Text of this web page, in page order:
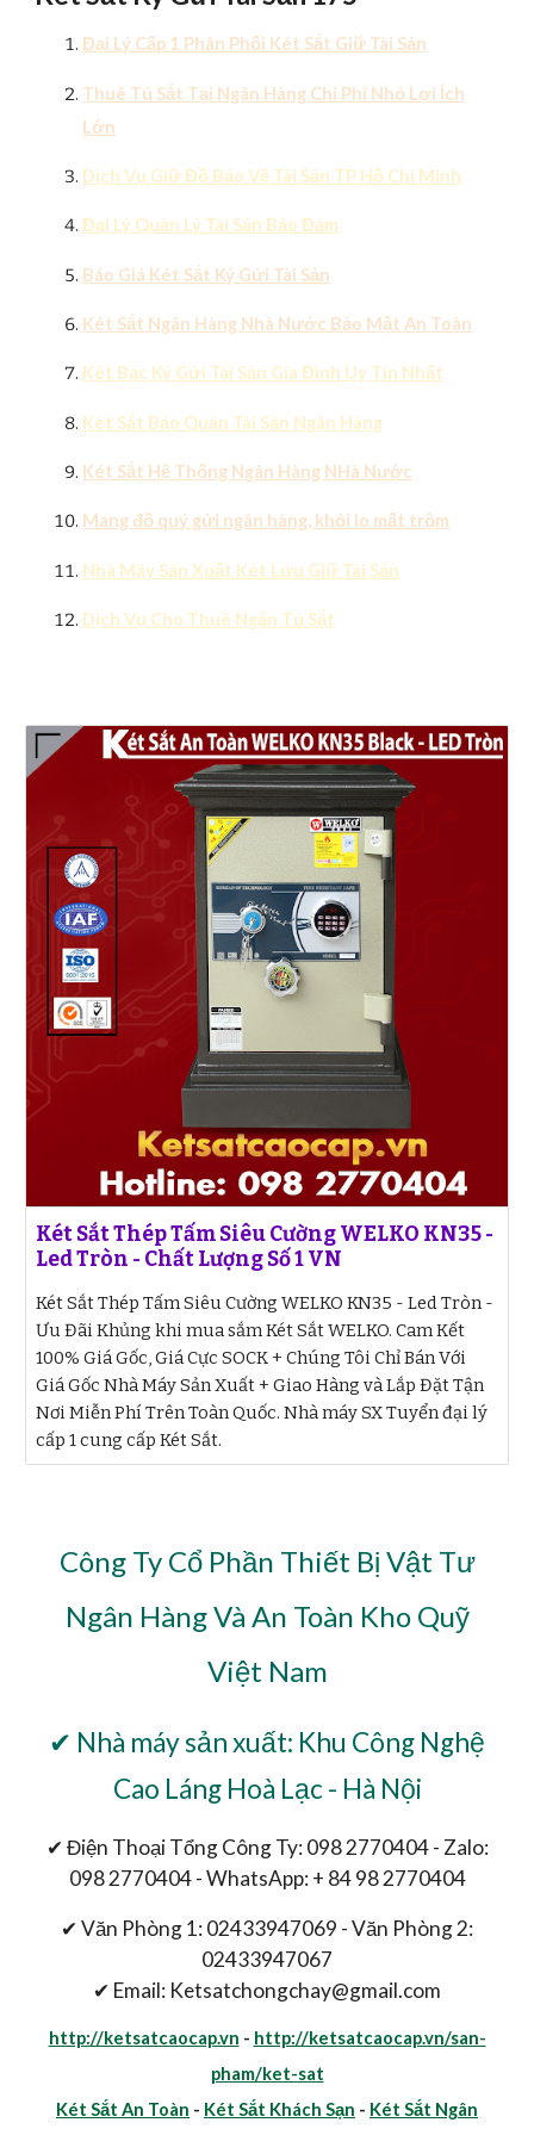
Đại Lý Cấp 1 Phân Phối Két Sắt Giữ Tài Sản
Thuê Tủ Sắt Tại Ngân Hàng Chi Phí Nhỏ Lợi Ích
Lớn
Dịch Vụ Giữ Đồ Bảo Vệ Tài Sản TP Hồ Chí Minh
Đại Lý Quản Lý Tài Sản Bảo Đảm
Báo Giá Két Sắt Ký Gửi Tài Sản
Két Sắt Ngân Hàng Nhà Nước Bảo Mật An Toàn
Két Bạc Ký Gửi Tài Sản Gia Đình Uy Tín Nhất
Két Sắt Bảo Quản Tài Sản Ngân Hàng
Két Sắt Hệ Thống Ngân Hàng NHà Nước
Mang đồ quý gửi ngân hàng, khỏi lo mất trộm
Nhà Máy Sản Xuất Két Lưu Giữ Tài Sản
Dịch Vụ Cho Thuê Ngăn Tủ Sắt
Két Sắt Thép Tấm Siêu Cường WELKO KN35 -
Led Tròn - Chất Lượng Số 1 VN
Két Sắt Thép Tấm Siêu Cường WELKO KN35 - Led Tròn -
Ưu Đãi Khủng khi mua sắm Két Sắt WELKO. Cam Kết
100% Giá Gốc, Giá Cực SOCK + Chúng Tôi Chỉ Bán Với
Giá Gốc Nhà Máy Sản Xuất + Giao Hàng và Lắp Đặt Tận
Nơi Miễn Phí Trên Toàn Quốc. Nhà máy SX Tuyển đại lý
cấp 1 cung cấp Két Sắt.
Công Ty Cổ Phần Thiết Bị Vật Tư
Ngân Hàng Và An Toàn Kho Quỹ
Việt Nam
✔ Nhà máy sản xuất: Khu Công Nghệ
Cao Láng Hoà Lạc - Hà Nội
✔ Điện Thoại Tổng Công Ty: 098 2770404 - Zalo:
098 2770404 - WhatsApp: + 84 98 2770404
✔ Văn Phòng 1: 02433947069 - Văn Phòng 2:
02433947067
✔ Email: Ketsatchongchay@gmail.com
http://ketsatcaocap.vn - http://ketsatcaocap.vn/san-
pham/ket-sat
Két Sắt An Toàn - Két Sắt Khách Sạn - Két Sắt Ngân